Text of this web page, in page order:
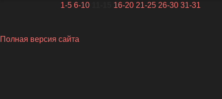
1-5 6-10 16-20 21-25 26-30 31-31
Полная версия сайта